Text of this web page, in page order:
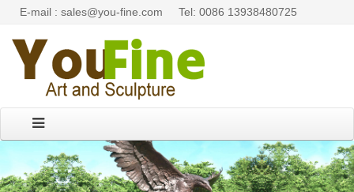
E-mail : sales@you-fine.com Tel: 0086 13938480725